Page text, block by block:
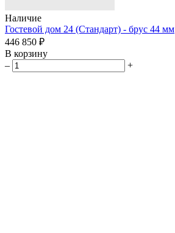
Наличие
Гостевой дом 24 (Стандарт) - брус 44 мм
446 850 ₽
В корзину
–
+